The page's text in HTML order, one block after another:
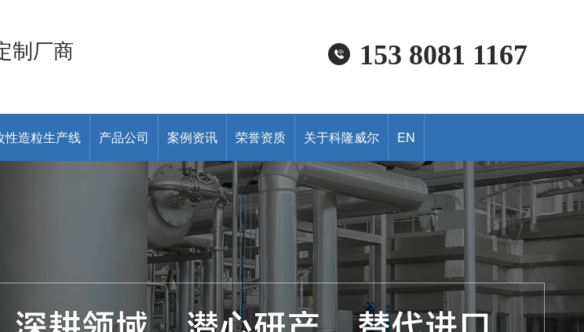
制厂商 153 8081 1167
性造粒生产线 产品公司 案例资讯 荣誉资质 关于科隆威尔 EN